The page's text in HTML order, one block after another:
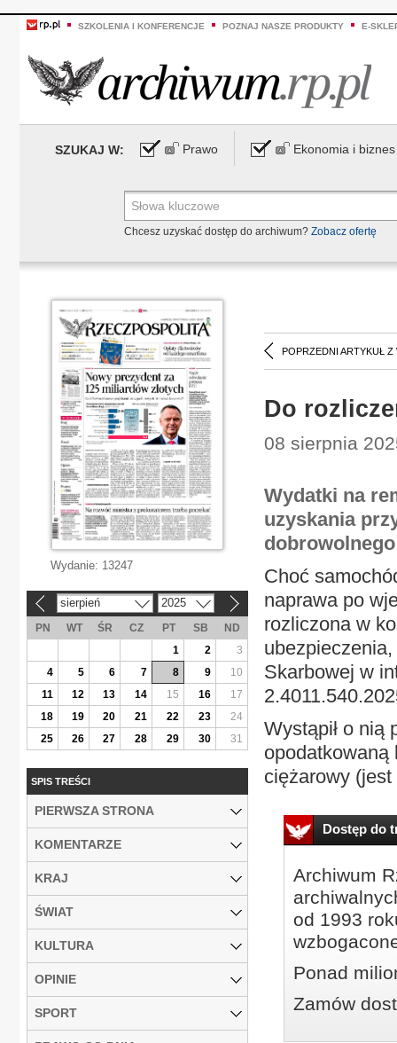
SZKOLENIA I KONFERENCJE POZNAJ NASZE PRODUKTY E-
SZUKAJ W: Prawo Ekonomia i biznes
Chcesz uzyskać dostęp do archiwum? Zobacz ofertę
POPRZEDNI ARTYKUŁ Z
Do
08 sierpnia
Wydatki na
uzyskania
Choć
naprawa po
rozliczona w
Skarbowej w
Wystąpił o nią
opodatkowaną
ciężarowy (jest
Dostęp do
Archiwum
od 1993
Ponad
Zamów
Wydanie: 13247
sierpień 2025
PN WT ŚR CZ PT SB
ND
1
2
3
4
5 6 7 8 9
10
11
12 13 14 15 16
17
18
19 20 21 22 23
24
25
26 27 28 29 30 31
SPIS TREŚCI
PIERWSZA STRONA
KOMENTARZE
KRAJ
ŚWIAT
KULTURA
OPINIE
SPORT